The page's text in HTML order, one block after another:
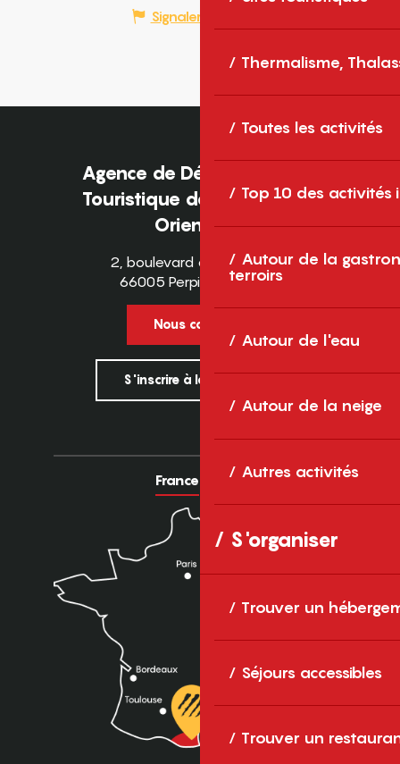
Thermalisme,
Toutes les activités
Top 10 des activités
Autour de la
terroirs
Autour de l'eau
Autour de la neige
Autres activités
S'organiser
Trouver un
Séjours accessibles
Trouver un
Signaler une erreur
Agence de Développement
Touristique des Pyrénées-
Orientales
2, boulevard des Pyrénées
66005 Perpignan Cedex
Nous contacter
S'inscrire à la newsletter
France Europe